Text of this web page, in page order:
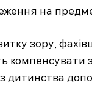
на
зору,
компенсувати
дитинства